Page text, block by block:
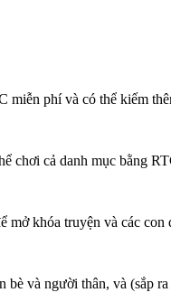
phí và có thể kiếm
chơi cả danh mục bằng
khóa truyện và các
và người thân, và (sắp